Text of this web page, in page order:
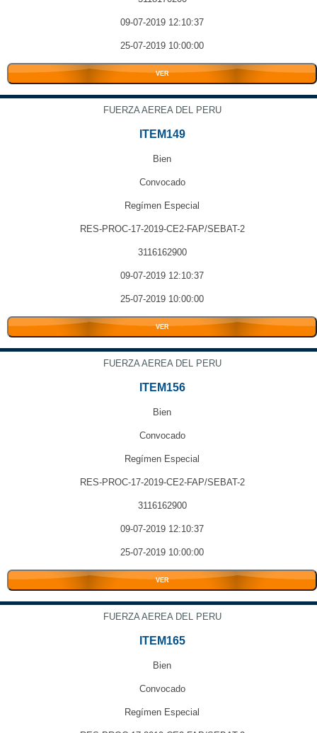
09-07-2019 12:10:37
25-07-2019 10:00:00
VER
FUERZA AEREA DEL PERU
ITEM149
Bien
Convocado
Regímen Especial
RES-PROC-17-2019-CE2-FAP/SEBAT-2
3116162900
09-07-2019 12:10:37
25-07-2019 10:00:00
VER
FUERZA AEREA DEL PERU
ITEM156
Bien
Convocado
Regímen Especial
RES-PROC-17-2019-CE2-FAP/SEBAT-2
3116162900
09-07-2019 12:10:37
25-07-2019 10:00:00
VER
FUERZA AEREA DEL PERU
ITEM165
Bien
Convocado
Regímen Especial